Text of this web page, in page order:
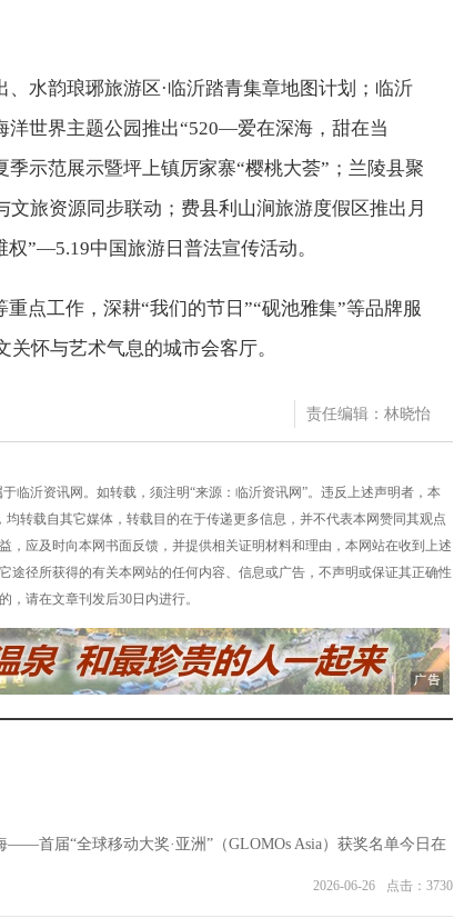
水韵琅琊旅游区·临沂踏青集章地图计划；临沂
洋世界主题公园推出“520—爱在深海，甜在当
示范展示暨坪上镇厉家寨“樱桃大荟”；兰陵县聚
旅资源同步联动；费县利山涧旅游度假区推出月
”—5.19中国旅游日普法宣传活动。
点工作，深耕“我们的节日”“砚池雅集”等品牌服
怀与艺术气息的城市会客厅。
责任编辑：林晓怡
临沂资讯网。如转载，须注明“来源：临沂资讯网”。违反上述声明者，本
转载自其它媒体，转载目的在于传递更多信息，并不代表本网赞同其观点
应及时向本网书面反馈，并提供相关证明材料和理由，本网站在收到上述
径所获得的有关本网站的任何内容、信息或广告，不声明或保证其正确性
请在文章刊发后30日内进行。
首届“全球移动大奖·亚洲”（GLOMOs Asia）获奖名单今日在
2026-06-26 点击：3730